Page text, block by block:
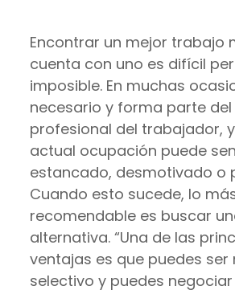
Encontrar un mejor trabajo
cuenta con uno es difícil
imposible. En muchas
necesario y forma parte
profesional del trabajador,
actual ocupación puede
estancado, desmotivado o
Cuando esto sucede, lo
recomendable es buscar
alternativa. “Una de las
ventajas es que puedes ser
selectivo y puedes